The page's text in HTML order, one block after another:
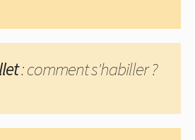
: comment s'habiller ?